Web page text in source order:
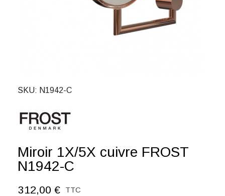
SKU N1942-C
Miroir 1X/5X cuivre FROST
N1942-C
312,00 € TTC